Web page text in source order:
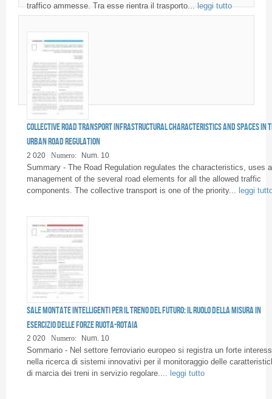
traffico ammesse. Tra esse rientra il trasporto...leggi tutto
Collective road transport infrastructural characteristics and spaces in
urban road regulation
2 020 Numero: Num. 10
Summary - The Road Regulation regulates the characteristics, uses
management of the several road elements for all the allowed traffic
components. The collective transport is one of the priority...
leggi
Sale montate intelligenti per il treno del futuro: il ruolo della misura in
esercizio delle forze ruota-rotaia
2 020 Numero: Num. 10
Sommario - Nel settore ferroviario europeo si registra un forte
nella ricerca di sistemi innovativi per il monitoraggio delle
di marcia dei treni in servizio regolare.... leggi tutto
Pagine